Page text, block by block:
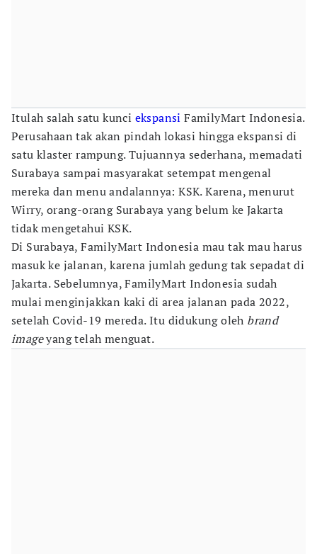
Itulah salah satu kunci ekspansi FamilyMart Indonesia.
Perusahaan tak akan pindah lokasi hingga ekspansi di
satu klaster rampung. Tujuannya sederhana, memadati
Surabaya sampai masyarakat setempat mengenal
mereka dan menu andalannya: KSK. Karena, menurut
Wirry, orang-orang Surabaya yang belum ke Jakarta
tidak mengetahui KSK.
Di Surabaya, FamilyMart Indonesia mau tak mau harus
masuk ke jalanan, karena jumlah gedung tak sepadat di
Jakarta. Sebelumnya, FamilyMart Indonesia sudah
mulai menginjakkan kaki di area jalanan pada 2022,
setelah Covid-19 mereda. Itu didukung oleh brand
imageyang telah menguat.